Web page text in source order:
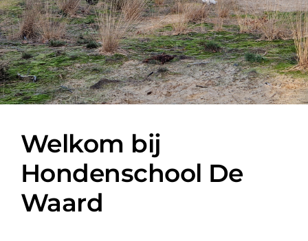
Welkom bij
Hondenschool De
Waard